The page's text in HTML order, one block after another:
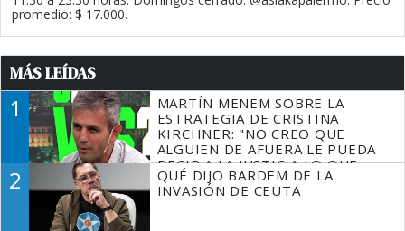
promedio: $ 17.000.
MÁS LEÍDAS
1
MARTÍN MENEM SOBRE LA
ESTRATEGIA DE CRISTINA
KIRCHNER: "NO CREO QUE
ALGUIEN DE AFUERA LE PUEDA
DECIR A LA JUSTICIA LO QUE
TIENE QUE HACER"
2
QUÉ DIJO BARDEM DE LA
INVASIÓN DE CEUTA